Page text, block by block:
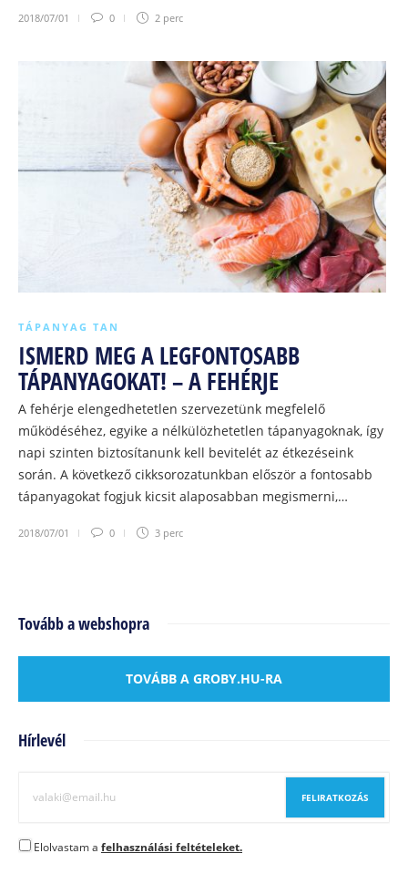
2018/07/01 0 2 perc
TÁPANYAG TAN
ISMERD MEG A LEGFONTOSABB
TÁPANYAGOKAT! – A FEHÉRJE
A fehérje elengedhetetlen szervezetünk megfelelő
működéséhez, egyike a nélkülözhetetlen tápanyagoknak, így
napi szinten biztosítanunk kell bevitelét az étkezéseink
során. A következő cikksorozatunkban először a fontosabb
tápanyagokat fogjuk kicsit alaposabban megismerni,…
2018/07/01 0 3 perc
Tovább a webshopra
TOVÁBB A GROBY.HU-RA
Hírlevél
Elolvastam a felhasználási feltételeket.